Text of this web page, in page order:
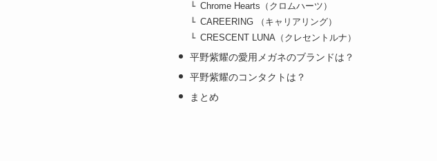
Chrome Hearts（クロムハーツ）
CAREERING （キャリアリング）
CRESCENT LUNA（クレセントルナ）
平野紫耀の愛用メガネのブランドは？
平野紫耀のコンタクトは？
まとめ